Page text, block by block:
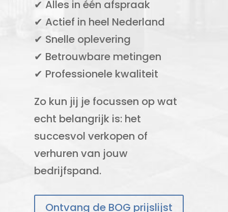
✔ Alles in één afspraak
✔ Actief in heel Nederland
✔ Snelle oplevering
✔ Betrouwbare metingen
✔ Professionele kwaliteit
Zo kun jij je focussen op wat
echt belangrijk is: het
succesvol verkopen of
verhuren van jouw
bedrijfspand.
Ontvang de BOG prijslijst